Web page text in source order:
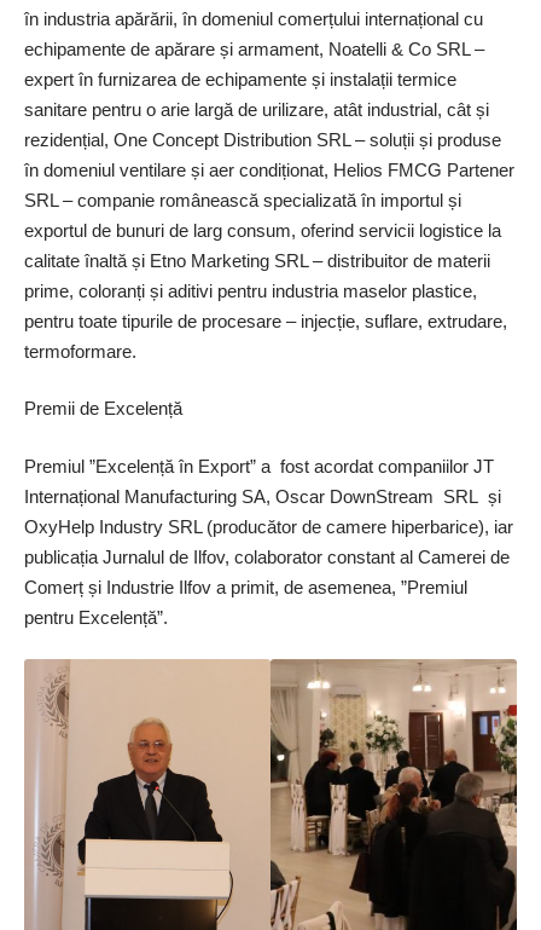
în industria apărării, în domeniul comerțului internațional cu
echipamente de apărare și armament, Noatelli & Co SRL –
expert în furnizarea de echipamente și instalații termice
sanitare pentru o arie largă de urilizare, atât industrial, cât și
rezidențial, One Concept Distribution SRL – soluții și produse
în domeniul ventilare și aer condiționat, Helios FMCG Partener
SRL – companie românească specializată în importul și
exportul de bunuri de larg consum, oferind servicii logistice la
calitate înaltă și Etno Marketing SRL – distribuitor de materii
prime, coloranți și aditivi pentru industria maselor plastice,
pentru toate tipurile de procesare – injecție, suflare, extrudare,
termoformare.
Premii de Excelență
Premiul ”Excelență în Export” a fost acordat companiilor JT
Internațional Manufacturing SA, Oscar DownStream SRL și
OxyHelp Industry SRL (producător de camere hiperbarice), iar
publicația Jurnalul de Ilfov, colaborator constant al Camerei de
Comerț și Industrie Ilfov a primit, de asemenea, ”Premiul
pentru Excelență”.